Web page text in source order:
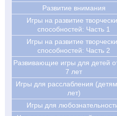
Развитие внимания
Игры на развитие
способностей: Часть 1
Игры на развитие
способностей: Часть 2
Развивающие игры для детей
7 лет
Игры для расслабления
лет)
Игры для